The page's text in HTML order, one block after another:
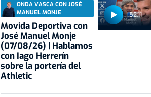
52:11
ONDA VASCA CON JOSÉ
MANUEL MONJE
Movida Deportiva con
José Manuel Monje
(07/08/26) | Hablamos
con Iago Herrerín
sobre la portería del
Athletic